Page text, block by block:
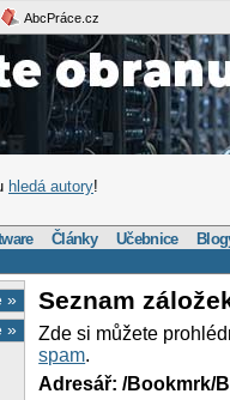
AbcPráce.cz
hledá autory!
Články Učebnice
»
»
Seznam
Zde si můžete
spam.
Adresář: /Bookmrk/